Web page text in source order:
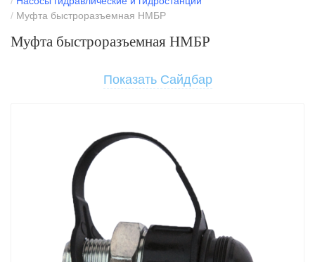
Муфта быстроразъемная НМБР
Муфта быстроразъемная НМБР
Показать Сайдбар